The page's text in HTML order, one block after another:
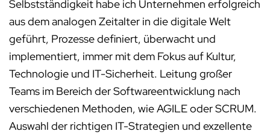
Selbstständigkeit habe ich Unternehmen erfolgreich
aus dem analogen Zeitalter in die digitale Welt
geführt, Prozesse definiert, überwacht und
implementiert, immer mit dem Fokus auf Kultur,
Technologie und IT-Sicherheit. Leitung großer
Teams im Bereich der Softwareentwicklung nach
verschiedenen Methoden, wie AGILE oder SCRUM.
Auswahl der richtigen IT-Strategien und exzellente